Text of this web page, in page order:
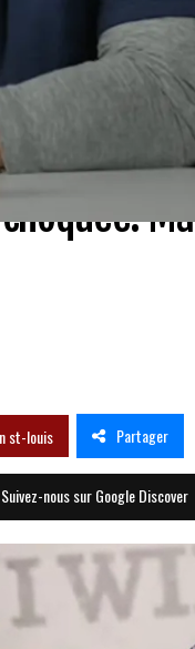
st-louis Partager
Suivez-nous sur Google Discover